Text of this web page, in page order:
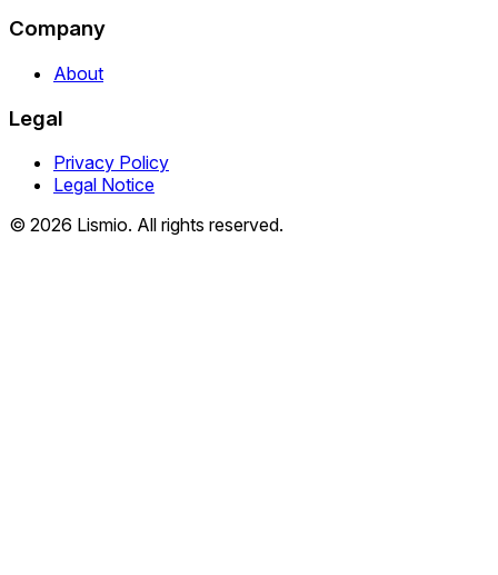
Company
About
Legal
Privacy Policy
Legal Notice
© 2026 Lismio. All rights reserved.